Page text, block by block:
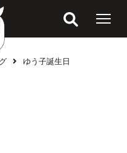
ゆう子誕生日